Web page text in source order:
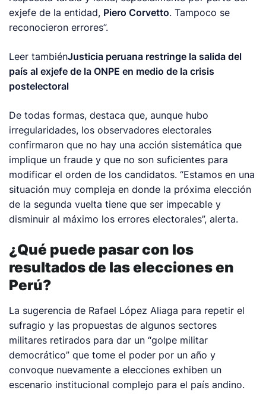
exjefe de la entidad, Piero Corvetto. Tampoco se
reconocieron errores”.
Leer tambiénJusticia peruana restringe la salida del
país al exjefe de la ONPE en medio de la crisis
postelectoral
De todas formas, destaca que, aunque hubo
irregularidades, los observadores electorales
confirmaron que no hay una acción sistemática que
implique un fraude y que no son suficientes para
modificar el orden de los candidatos. “Estamos en una
situación muy compleja en donde la próxima elección
de la segunda vuelta tiene que ser impecable y
disminuir al máximo los errores electorales”, alerta.
¿Qué puede pasar con los
resultados de las elecciones en
Perú?
La sugerencia de Rafael López Aliaga para repetir el
sufragio y las propuestas de algunos sectores
militares retirados para dar un “golpe militar
democrático” que tome el poder por un año y
convoque nuevamente a elecciones exhiben un
escenario institucional complejo para el país andino.